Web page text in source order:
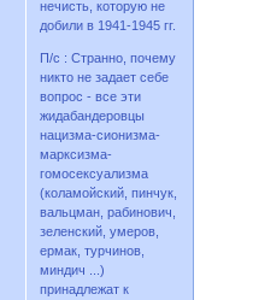
нечисть, которую не
добили в 1941-1945 гг.
П/с : Странно, почему
никто не задает себе
вопрос - все эти
жидабандеровцы
нацизма-сионизма-
марксизма-
гомосексуализма
(коламойский, пинчук,
вальцман, рабинович,
зеленский, умеров,
ермак, турчинов,
миндич ...)
принадлежат к